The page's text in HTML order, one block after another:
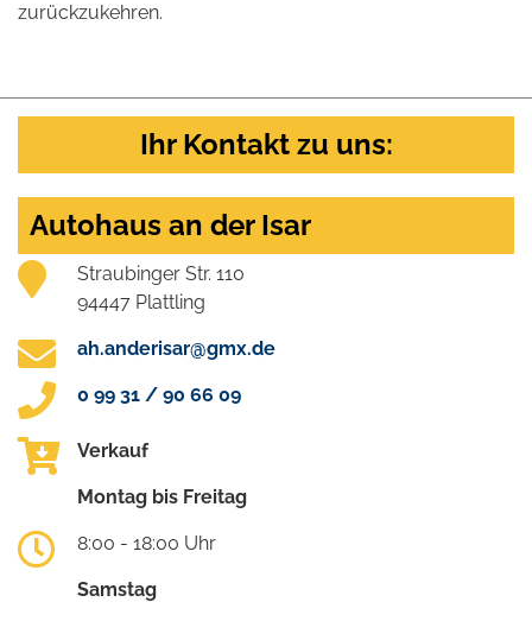
zurückzukehren.
Ihr Kontakt zu uns:
Autohaus an der Isar
Straubinger Str. 110
94447 Plattling
ah.anderisar@gmx.de
0 99 31 / 90 66 09
Verkauf
Montag bis Freitag
8:00 - 18:00 Uhr
Samstag